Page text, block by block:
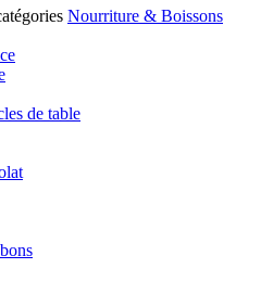
Nourriture & Boissons
de table